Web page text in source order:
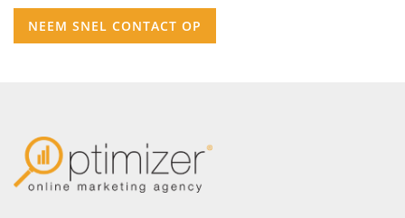
NEEM SNEL CONTACT OP